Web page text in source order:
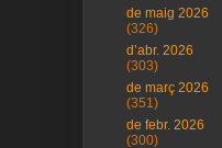
de maig 2026
(326)
d’abr. 2026
(303)
de març 2026
(351)
de febr. 2026
(300)